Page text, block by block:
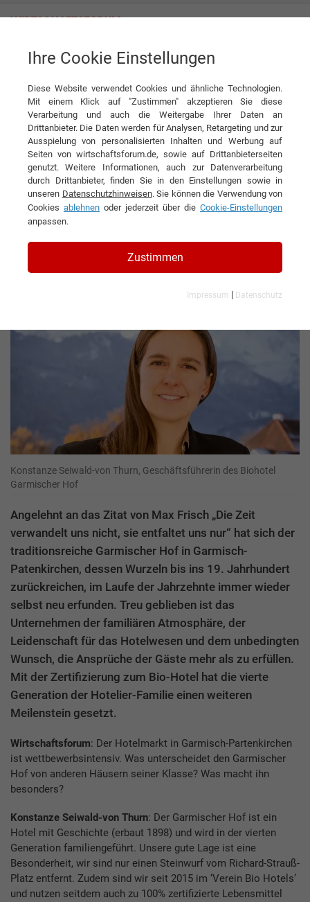
Biohotel Garmischer Hof
Interview Biohotel Garmischer Hof
DIESEN ARTIKEL EMPFEHLEN
Die Zeit hat uns nicht verwandelt,
sondern entfaltet
Geschäftsführerin des Biohotel
Garmischer Hof
Konstanze Seiwald-von Thurn, Geschäftsführerin des Biohotel
Garmischer Hof
Angelehnt an das Zitat von Max Frisch „Die Zeit
verwandelt uns nicht, sie entfaltet uns nur“ hat sich der
traditionsreiche Garmischer Hof in Garmisch-
Patenkirchen, dessen Wurzeln bis ins 19. Jahrhundert
zurückreichen, im Laufe der Jahrzehnte immer wieder
selbst neu erfunden. Treu geblieben ist das
Unternehmen der familiären Atmosphäre, der
Leidenschaft für das Hotelwesen und dem unbedingten
Wunsch, die Ansprüche der Gäste mehr als zu erfüllen.
Mit der Zertifizierung zum Bio-Hotel hat die vierte
Generation der Hotelier-Familie einen weiteren
Meilenstein gesetzt.
Wirtschaftsforum: Der Hotelmarkt in Garmisch-Partenkirchen
ist wettbewerbsintensiv. Was unterscheidet den Garmischer
Hof von anderen Häusern seiner Klasse? Was macht ihn
besonders?
Konstanze Seiwald-von Thurn: Der Garmischer Hof ist ein
Hotel mit Geschichte (erbaut 1898) und wird in der vierten
Generation familiengeführt. Unsere gute Lage ist eine
Besonderheit, wir sind nur einen Steinwurf vom Richard-Strauß-
Platz entfernt. Zudem sind wir seit 2015 im ‘Verein Bio Hotels’
und nutzen seitdem auch zu 100% zertifizierte Lebensmittel
Ihre Cookie Einstellungen
Diese Website verwendet Cookies und ähnliche Technologien.
Mit einem Klick auf "Zustimmen" akzeptieren Sie diese
Verarbeitung und auch die Weitergabe Ihrer Daten an
Drittanbieter. Die Daten werden für Analysen, Retargeting und zur
Ausspielung von personalisierten Inhalten und Werbung auf
Seiten von wirtschaftsforum.de, sowie auf Drittanbieterseiten
genutzt. Weitere Informationen, auch zur Datenverarbeitung
durch Drittanbieter, finden Sie in den Einstellungen sowie in
unseren Datenschutzhinweisen. Sie können die Verwendung von
Cookies ablehnen oder jederzeit über die Cookie-Einstellungen
anpassen.
Zustimmen
Impressum | Datenschutz